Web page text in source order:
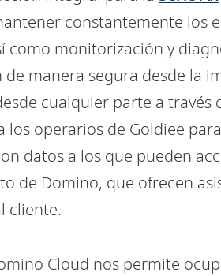
constantemente los
como monitorización y
de manera segura desde la
cualquier parte a
los operarios de Goldiee
datos a los que pueden
de Domino, que ofrecen
cliente.
Cloud nos permite